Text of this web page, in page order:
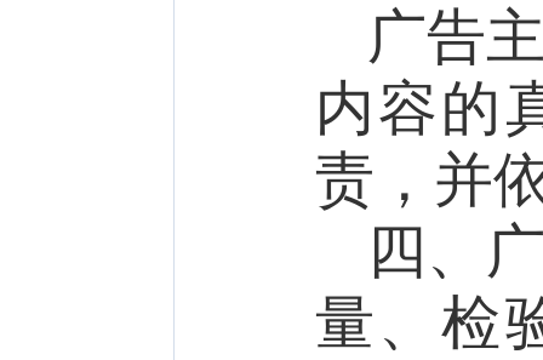
广告
内容的
责，并
四、
量、检